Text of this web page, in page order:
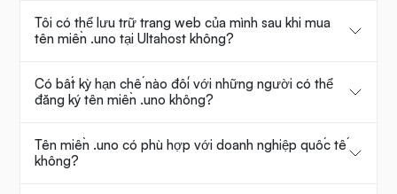
Tôi có thể lưu trữ trang web của mình sau khi mua
tên miền .uno tại Ultahost không?
Có bất kỳ hạn chế nào đối với những người có thể
đăng ký tên miền .uno không?
Tên miền .uno có phù hợp với doanh nghiệp quốc tế
không?